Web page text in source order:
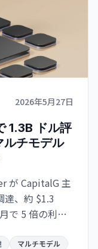
2026年5月27日
1.3B ドル評
チモデル
が CapitalG 主
、約 $1.3
で 5 倍の利用
マルチモデル